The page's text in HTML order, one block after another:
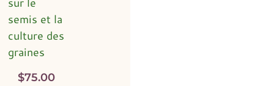
semis et la
culture des
graines
$75.00